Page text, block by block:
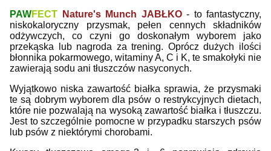
PAWFECT Nature's Munch JABŁKO - to fantastyczny,
niskokaloryczny przysmak, pełen cennych składników
odżywczych, co czyni go doskonałym wyborem jako
przekąska lub nagroda za trening. Oprócz dużych ilości
błonnika pokarmowego, witaminy A, C i K, te smakołyki nie
zawierają sodu ani tłuszczów nasyconych.
Wyjątkowo niska zawartość białka sprawia, że przysmaki
te są dobrym wyborem dla psów o restrykcyjnych dietach,
które nie pozwalają na wysoką zawartość białka i tłuszczu.
Jest to szczególnie pomocne w przypadku starszych psów
lub psów z niektórymi chorobami.